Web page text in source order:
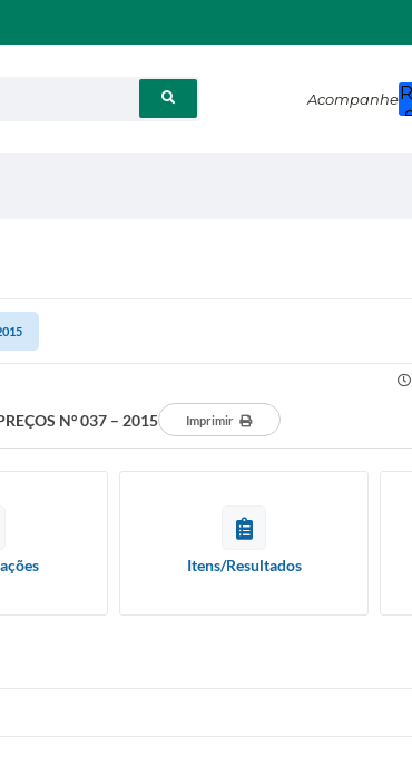
Acompanhe
Nº 037 – 2015 Imprimir
Itens/Resultados